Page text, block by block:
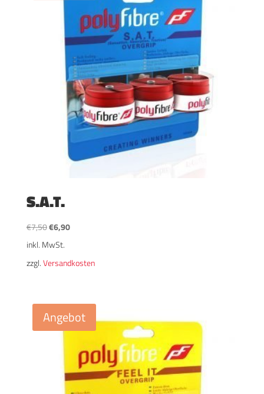
S.A.T.
€7,50Ursprünglicher
Preis
€7,50
€6,90Aktueller
€6,90.
inkl. MwSt.
zzgl.Versandkosten
Angebot